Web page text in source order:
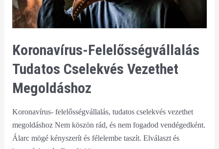
Koronavírus-Felelősségvállalás
Tudatos Cselekvés Vezethet
Megoldáshoz
Koronavírus- felelősségvállalás, tudatos cselekvés vezethet
megoldáshoz Nem köszön rád, és nem fogadod vendégedként.
Álarc mögé kényszerít és félelembe taszít. Elválaszt és